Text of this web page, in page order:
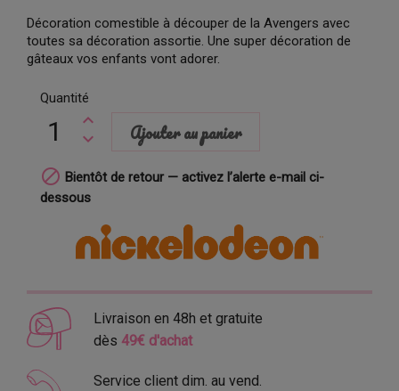
Décoration comestible à découper de la Avengers avec
toutes sa décoration assortie. Une super décoration de
gâteaux vos enfants vont adorer.
Quantité
Ajouter au panier
 Bientôt de retour — activez l’alerte e-mail ci-
dessous
Livraison en 48h et gratuite
dès 49€ d'achat
Service client dim. au vend.